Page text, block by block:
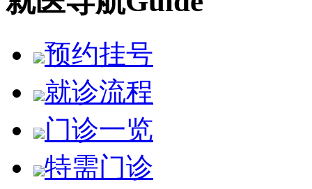
预约挂号
就诊流程
门诊一览
特需门诊